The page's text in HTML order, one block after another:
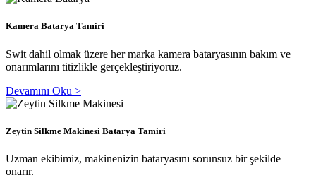
Kamera Batarya Tamiri
Swit dahil olmak üzere her marka kamera bataryasının bakım ve
onarımlarını titizlikle gerçekleştiriyoruz.
Devamını Oku >
Zeytin Silkme Makinesi Batarya Tamiri
Uzman ekibimiz, makinenizin bataryasını sorunsuz bir şekilde
onarır.